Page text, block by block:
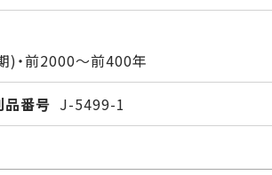
)・前2000～前400年
品番号 J-5499-1